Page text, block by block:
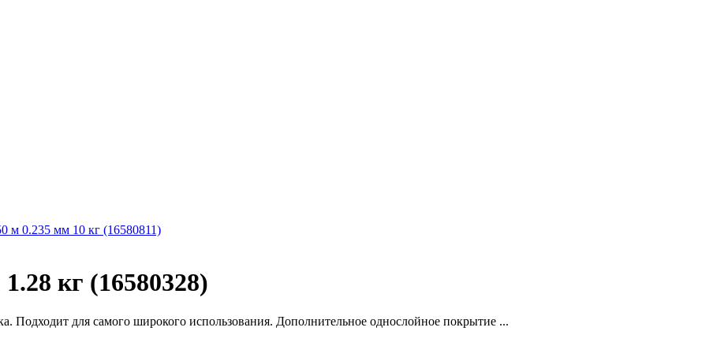
м 0.235 мм 10 кг (16580811)
кг (16580328)
Подходит для самого широкого использования. Дополнительное однослойное покрытие ...